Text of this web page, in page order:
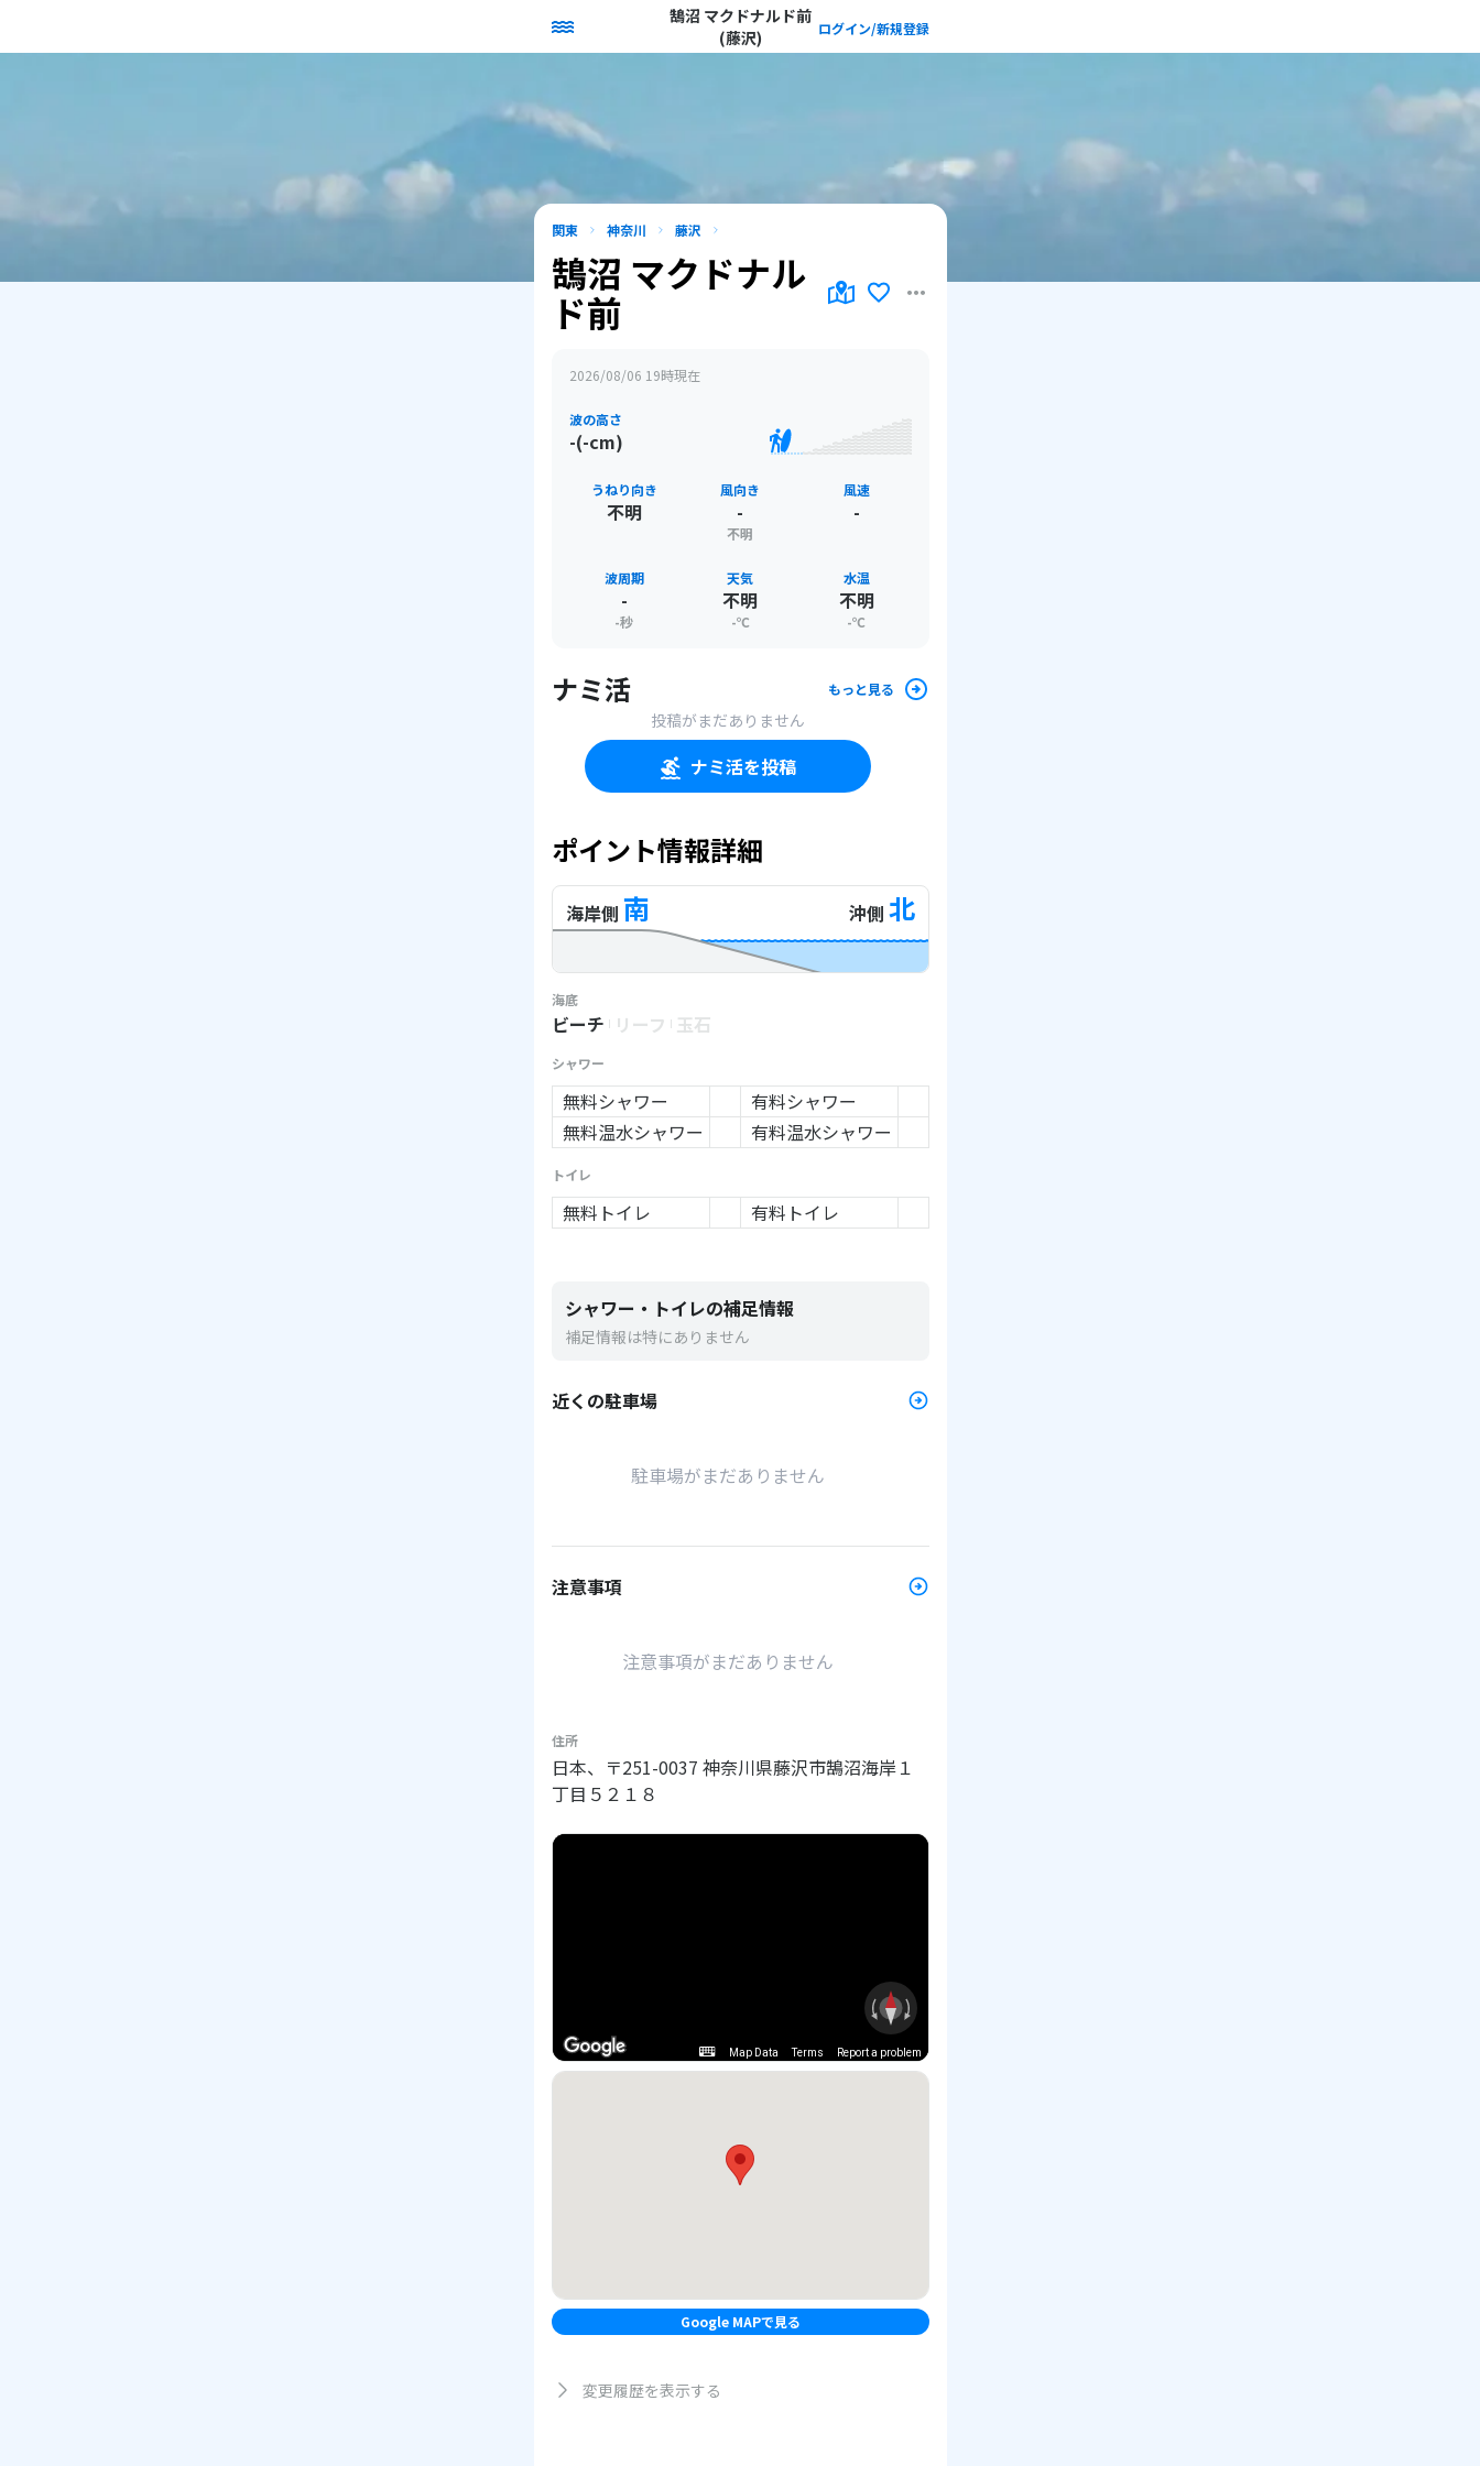
鵠沼 マクドナルド前
(藤沢)
ログイン/新規登録
関東 神奈川 藤沢
鵠沼 マクドナル
ド前
2026/08/06 19時現在
波の高さ
-(-cm)
うねり向き
不明
風向き
-
不明
風速
-
波周期
-
-秒
天気
不明
-℃
水温
不明
-℃
ナミ活 もっと見る
投稿がまだありません
ナミ活を投稿
ポイント情報詳細
海岸側 南 沖側 北
海底
ビーチ リーフ 玉石
シャワー
無料シャワー
有料シャワー
無料温水シャワー
有料温水シャワー
トイレ
無料トイレ 有料トイレ
シャワー・トイレの補足情報
補足情報は特にありません
近くの駐車場
駐車場がまだありません
注意事項
注意事項がまだありません
住所
日本、〒251-0037 神奈川県藤沢市鵠沼海岸１
丁目５２１８
Map Data Terms Report a problem
Google MAPで見る
変更履歴を表示する